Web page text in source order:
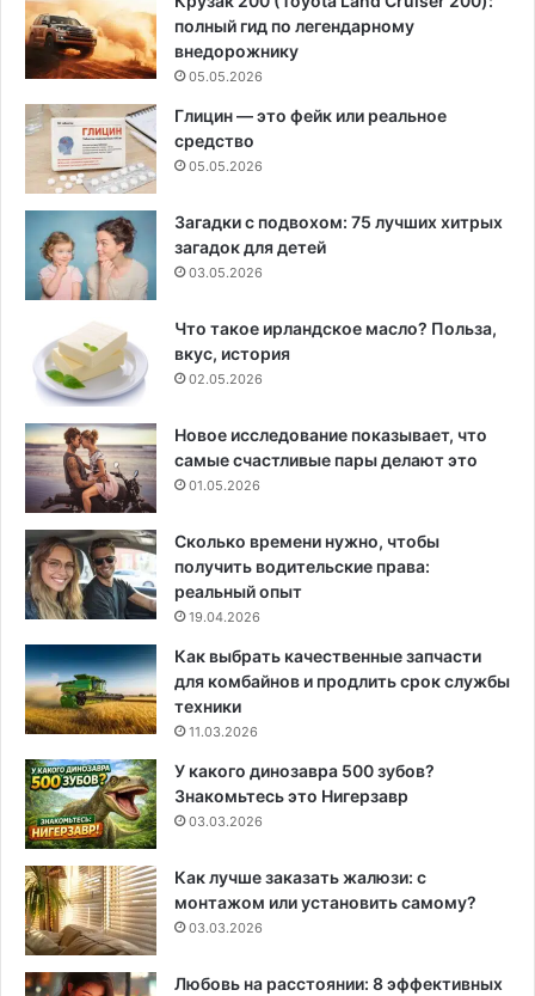
полный гид по легендарному
внедорожнику
05.05.2026
Глицин — это фейк или реальное
средство
05.05.2026
Загадки с подвохом: 75 лучших хитрых
загадок для детей
03.05.2026
Что такое ирландское масло? Польза,
вкус, история
02.05.2026
Новое исследование показывает, что
самые счастливые пары делают это
01.05.2026
Сколько времени нужно, чтобы
получить водительские права:
реальный опыт
19.04.2026
Как выбрать качественные запчасти
для комбайнов и продлить срок службы
техники
11.03.2026
У какого динозавра 500 зубов?
Знакомьтесь это Нигерзавр
03.03.2026
Как лучше заказать жалюзи: с
монтажом или установить самому?
03.03.2026
Любовь на расстоянии: 8 эффективных